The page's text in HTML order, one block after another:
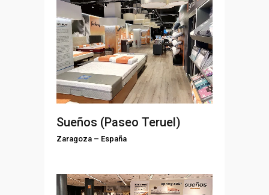
Sueños (Paseo Teruel)
Zaragoza – España